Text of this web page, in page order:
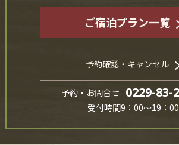
ご宿泊プラン一覧
予約確認・キャンセル
予約・お問合せ 0229-83-
受付時間9：00～19：00